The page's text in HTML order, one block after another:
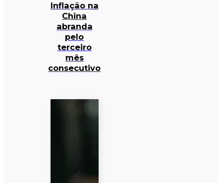
Inflação na
China
abranda
pelo
terceiro
mês
consecutivo